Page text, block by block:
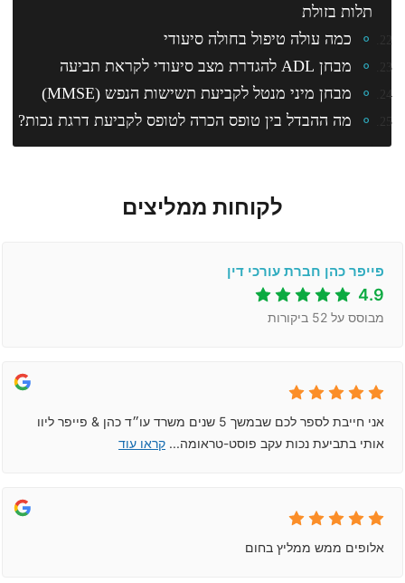
תלות בזולת
כמה עולה טיפול בחולה סיעודי
מבחן ADL להגדרת מצב סיעודי לקראת תביעה
מבחן מיני מנטל לקביעת תשישות הנפש (MMSE)
מה ההבדל בין טופס הכרה לטופס לקביעת דרגת נכות?
לקוחות ממליצים
פייפר כהן חברת עורכי דין
4.9
מבוסס על 52 ביקורות
אני חייבת לספר לכם שבמשך 5 שנים משרד עו״ד כהן & פייפר ליוו
אותי בתביעת נכות עקב פוסט-טראומה... קראו עוד
אלופים ממש ממליץ בחום